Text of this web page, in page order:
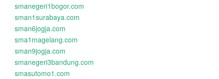
smanegeri1bogor.com
sman1surabaya.com
sman6jogja.com
sma1magelang.com
sman9jogja.com
smanegeri3bandung.com
smasutomo1.com